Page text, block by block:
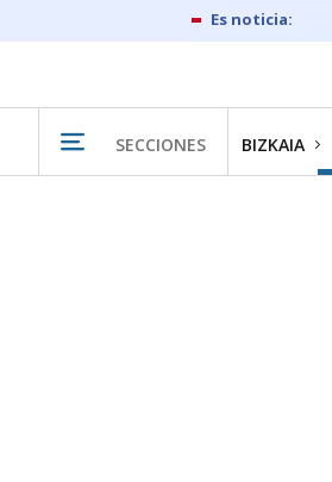
SECCIONES BIZKAIA